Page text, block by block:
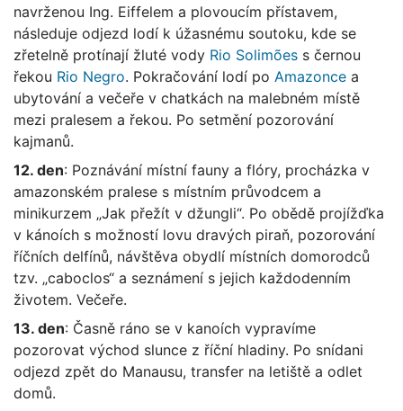
navrženou Ing. Eiffelem a plovoucím přístavem,
následuje odjezd lodí k úžasnému soutoku, kde se
zřetelně protínají žluté vody Rio Solimões s černou
řekou Rio Negro. Pokračování lodí po Amazonce a
ubytování a večeře v chatkách na malebném místě
mezi pralesem a řekou. Po setmění pozorování
kajmanů.
12. den: Poznávání místní fauny a flóry, procházka v
amazonském pralese s místním průvodcem a
minikurzem „Jak přežít v džungli“. Po obědě projížďka
v kánoích s možností lovu dravých piraň, pozorování
říčních delfínů, návštěva obydlí místních domorodců
tzv. „caboclos“ a seznámení s jejich každodenním
životem. Večeře.
13. den: Časně ráno se v kanoích vypravíme
pozorovat východ slunce z říční hladiny. Po snídani
odjezd zpět do Manausu, transfer na letiště a odlet
domů.